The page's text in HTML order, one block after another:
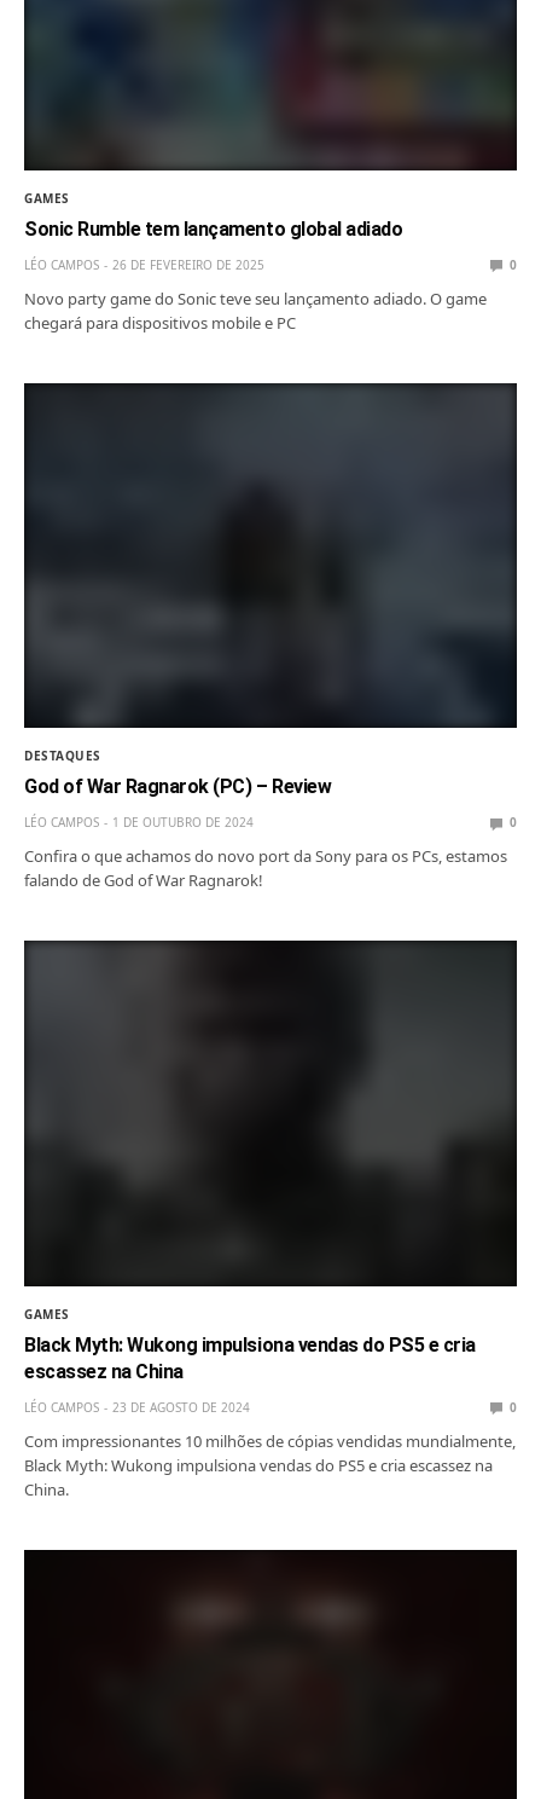
GAMES
Sonic Rumble tem lançamento global adiado
LÉO CAMPOS 26 DE FEVEREIRO DE 2025 0
Novo party game do Sonic teve seu lançamento adiado. O game
chegará para dispositivos mobile e PC
DESTAQUES
God of War Ragnarok (PC) – Review
LÉO CAMPOS 1 DE OUTUBRO DE 2024 0
Confira o que achamos do novo port da Sony para os PCs, estamos
falando de God of War Ragnarok!
GAMES
Black Myth: Wukong impulsiona vendas do PS5 e cria
escassez na China
LÉO CAMPOS 23 DE AGOSTO DE 2024 0
Com impressionantes 10 milhões de cópias vendidas mundialmente,
Black Myth: Wukong impulsiona vendas do PS5 e cria escassez na
China.